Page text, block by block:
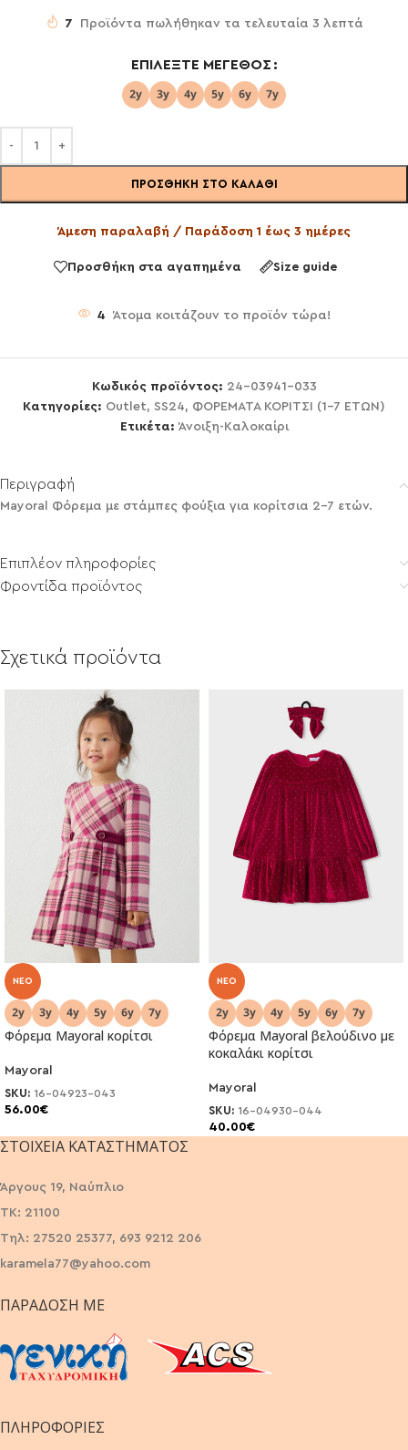
7 Προϊόντα πωλήθηκαν τα τελευταία 3 λεπτά
ΕΠΙΛΈΞΤΕ ΜΈΓΕΘΟΣ
ΠΡΟΣΘΉΚΗ ΣΤΟ ΚΑΛΆΘΙ
Άμεση παραλαβή / Παράδοση 1 έως 3 ημέρες
Προσθήκη στα αγαπημένα Size guide
4 Άτομα κοιτάζουν το προϊόν τώρα!
Κωδικός προϊόντος: 24-03941-033
Κατηγορίες: Outlet, SS24, ΦΟΡΕΜΑΤΑ ΚΟΡΙΤΣΙ (1-7 ΕΤΩΝ)
Ετικέτα: Άνοιξη-Καλοκαίρι
Περιγραφή
Mayoral Φόρεμα με στάμπες φούξια για κορίτσια 2-7 ετών.
Επιπλέον πληροφορίες
Φροντίδα προϊόντος
Σχετικά προϊόντα
NEO
Φόρεμα Mayoral κορίτσι
Mayoral
SKU: 16-04923-043
56.00€
NEO
Φόρεμα Mayoral βελούδινο με
κοκαλάκι κορίτσι
Mayoral
SKU: 16-04930-044
40.00€
ΣΤΟΙΧΕΊΑ ΚΑΤΑΣΤΉΜΑΤΟΣ
Άργους 19, Ναύπλιο
ΤΚ: 21100
Τηλ: 27520 25377, 693 9212 206
karamela77@yahoo.com
ΠΑΡΆΔΟΣΗ ΜΕ
ΠΛΗΡΟΦΟΡΙΕΣ